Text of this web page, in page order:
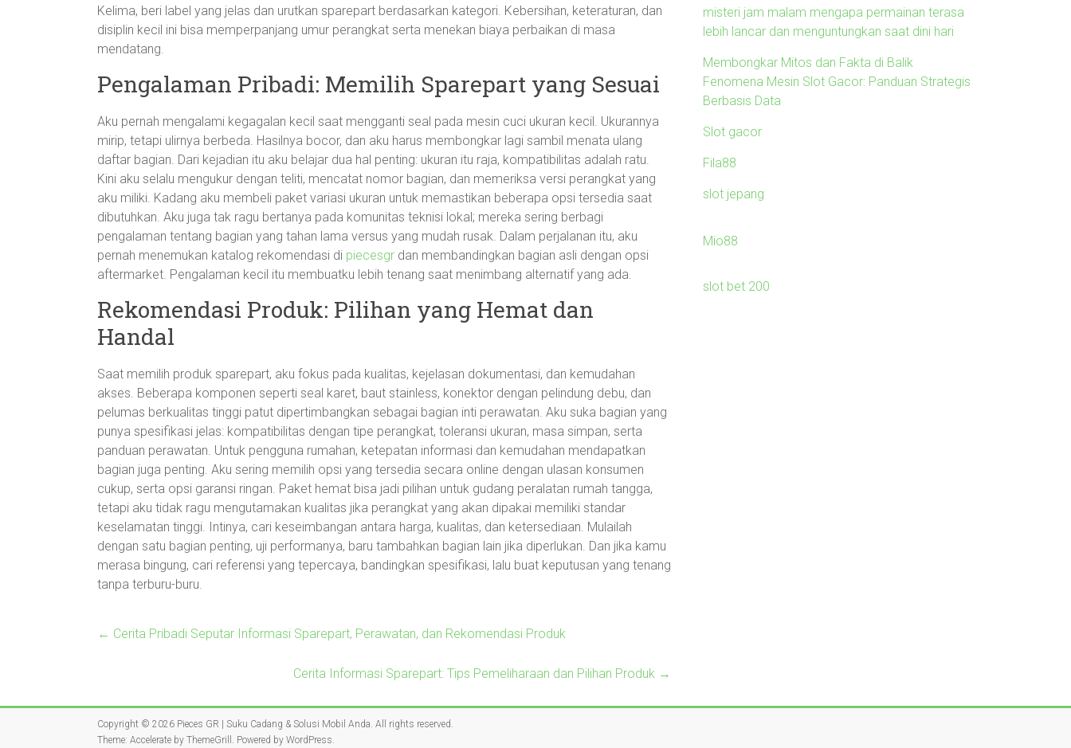
Kelima, beri label yang jelas dan urutkan sparepart berdasarkan kategori. Kebersihan, keteraturan, dan
disiplin kecil ini bisa memperpanjang umur perangkat serta menekan biaya perbaikan di masa
mendatang.
Pengalaman Pribadi: Memilih Sparepart yang Sesuai
Aku pernah mengalami kegagalan kecil saat mengganti seal pada mesin cuci ukuran kecil. Ukurannya
mirip, tetapi ulirnya berbeda. Hasilnya bocor, dan aku harus membongkar lagi sambil menata ulang
daftar bagian. Dari kejadian itu aku belajar dua hal penting: ukuran itu raja, kompatibilitas adalah ratu.
Kini aku selalu mengukur dengan teliti, mencatat nomor bagian, dan memeriksa versi perangkat yang
aku miliki. Kadang aku membeli paket variasi ukuran untuk memastikan beberapa opsi tersedia saat
dibutuhkan. Aku juga tak ragu bertanya pada komunitas teknisi lokal; mereka sering berbagi
pengalaman tentang bagian yang tahan lama versus yang mudah rusak. Dalam perjalanan itu, aku
pernah menemukan katalog rekomendasi di piecesgr dan membandingkan bagian asli dengan opsi
aftermarket. Pengalaman kecil itu membuatku lebih tenang saat menimbang alternatif yang ada.
Rekomendasi Produk: Pilihan yang Hemat dan
Handal
Saat memilih produk sparepart, aku fokus pada kualitas, kejelasan dokumentasi, dan kemudahan
akses. Beberapa komponen seperti seal karet, baut stainless, konektor dengan pelindung debu, dan
pelumas berkualitas tinggi patut dipertimbangkan sebagai bagian inti perawatan. Aku suka bagian yang
punya spesifikasi jelas: kompatibilitas dengan tipe perangkat, toleransi ukuran, masa simpan, serta
panduan perawatan. Untuk pengguna rumahan, ketepatan informasi dan kemudahan mendapatkan
bagian juga penting. Aku sering memilih opsi yang tersedia secara online dengan ulasan konsumen
cukup, serta opsi garansi ringan. Paket hemat bisa jadi pilihan untuk gudang peralatan rumah tangga,
tetapi aku tidak ragu mengutamakan kualitas jika perangkat yang akan dipakai memiliki standar
keselamatan tinggi. Intinya, cari keseimbangan antara harga, kualitas, dan ketersediaan. Mulailah
dengan satu bagian penting, uji performanya, baru tambahkan bagian lain jika diperlukan. Dan jika kamu
merasa bingung, cari referensi yang tepercaya, bandingkan spesifikasi, lalu buat keputusan yang tenang
tanpa terburu-buru.
← Cerita Pribadi Seputar Informasi Sparepart, Perawatan, dan Rekomendasi Produk
Cerita Informasi Sparepart: Tips Pemeliharaan dan Pilihan Produk →
misteri jam malam mengapa permainan terasa
lebih lancar dan menguntungkan saat dini hari
Membongkar Mitos dan Fakta di Balik
Fenomena Mesin Slot Gacor: Panduan Strategis
Berbasis Data
Slot gacor
Fila88
slot jepang
Mio88
slot bet 200
Copyright © 2026 Pieces GR | Suku Cadang & Solusi Mobil Anda. All rights reserved.
Theme: Accelerate by ThemeGrill. Powered by WordPress.